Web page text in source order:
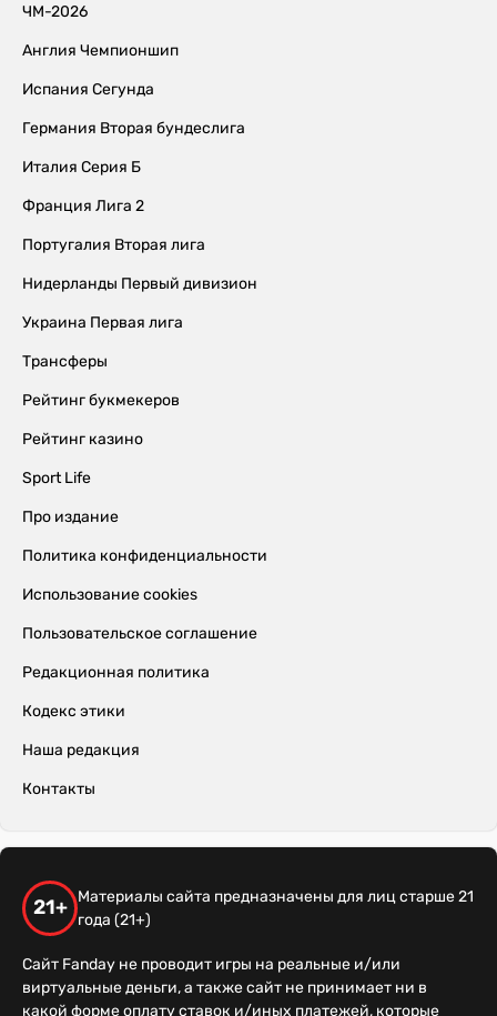
ЧМ-2026
Англия Чемпионшип
Испания Сегунда
Германия Вторая бундеслига
Италия Серия Б
Франция Лига 2
Португалия Вторая лига
Нидерланды Первый дивизион
Украина Первая лига
Трансферы
Рейтинг букмекеров
Рейтинг казино
Sport Life
Про издание
Политика конфиденциальности
Использование cookies
Пользовательское соглашение
Редакционная политика
Кодекс этики
Наша редакция
Контакты
21+
Материалы сайта предназначены для лиц старше 21
года (21+)
Сайт Fanday не проводит игры на реальные и/или
виртуальные деньги, а также сайт не принимает ни в
какой форме оплату ставок и/иных платежей, которые